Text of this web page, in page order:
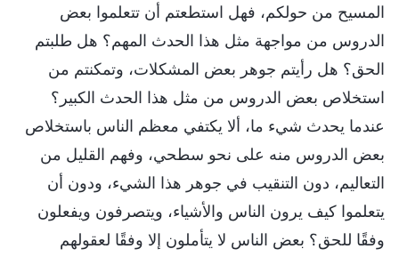
المسيح من حولكم، فهل استطعتم أن تتعلموا بعض
الدروس من مواجهة مثل هذا الحدث المهم؟ هل طلبتم
الحق؟ هل رأيتم جوهر بعض المشكلات، وتمكنتم من
استخلاص بعض الدروس من مثل هذا الحدث الكبير؟
عندما يحدث شيء ما، ألا يكتفي معظم الناس باستخلاص
بعض الدروس منه على نحو سطحي، وفهم القليل من
التعاليم، دون التنقيب في جوهر هذا الشيء، ودون أن
يتعلموا كيف يرون الناس والأشياء، ويتصرفون ويفعلون
وفقًا للحق؟ بعض الناس لا يتأملون إلا وفقًا لعقولهم